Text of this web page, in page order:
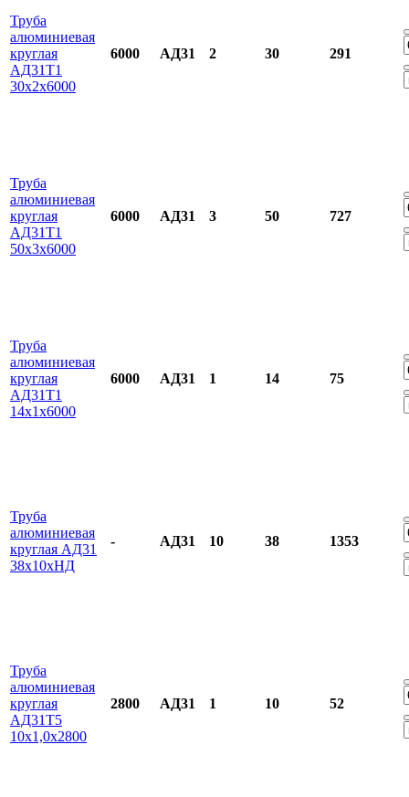
Труба
алюминиевая
круглая
АД31Т1
30х2х6000
6000 АД31 2 30 291
Труба
алюминиевая
круглая
АД31Т1
50х3х6000
6000 АД31 3 50 727
Труба
алюминиевая
круглая
АД31Т1
14х1х6000
6000 АД31 1 14 75
Труба
алюминиевая
круглая АД31
38х10хНД
- АД31 10 38 1353
Труба
алюминиевая
круглая
АД31Т5
10х1,0х2800
2800 АД31 1 10 52